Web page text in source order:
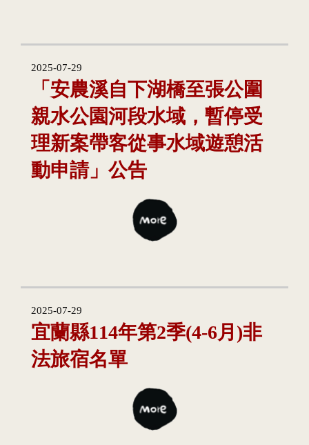
2025-07-29
「安農溪自下湖橋至張公圍
親水公園河段水域，暫停受
理新案帶客從事水域遊憩活
動申請」公告
2025-07-29
宜蘭縣114年第2季(4-6月)非
法旅宿名單